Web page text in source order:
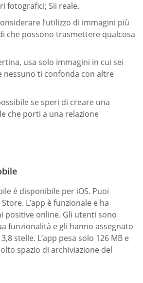
fotografici; Sii reale.
l’utilizzo di immagini più
che possono trasmettere qualcosa
usa solo immagini in cui sei
nessuno ti confonda con altre
se speri di creare una
che porti a una relazione
è disponibile per iOS. Puoi
L’app è funzionale e ha
positive online. Gli utenti sono
funzionalità e gli hanno assegnato
stelle. L’app pesa solo 126 MB e
spazio di archiviazione del